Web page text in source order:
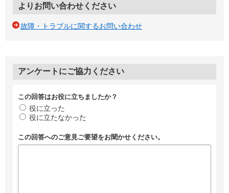
よりお問い合わせください
故障・トラブルに関するお問い合わせ
アンケートにご協力ください
この回答はお役に立ちましたか？
役に立った
役に立たなかった
この回答へのご意見ご要望をお聞かせください。